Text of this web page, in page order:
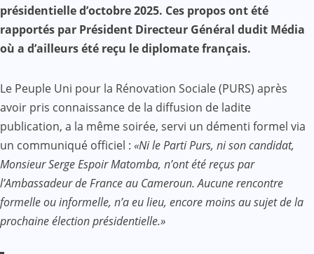
présidentielle d’octobre 2025. Ces propos ont été
rapportés par Président Directeur Général dudit Média
où a d’ailleurs été reçu le diplomate français.
Le Peuple Uni pour la Rénovation Sociale (PURS) après
avoir pris connaissance de la diffusion de ladite
publication, a la même soirée, servi un démenti formel via
un communiqué officiel : «Ni le Parti Purs, ni son candidat,
Monsieur Serge Espoir Matomba, n’ont été reçus par
l’Ambassadeur de France au Cameroun. Aucune rencontre
formelle ou informelle, n’a eu lieu, encore moins au sujet de la
prochaine élection présidentielle.»